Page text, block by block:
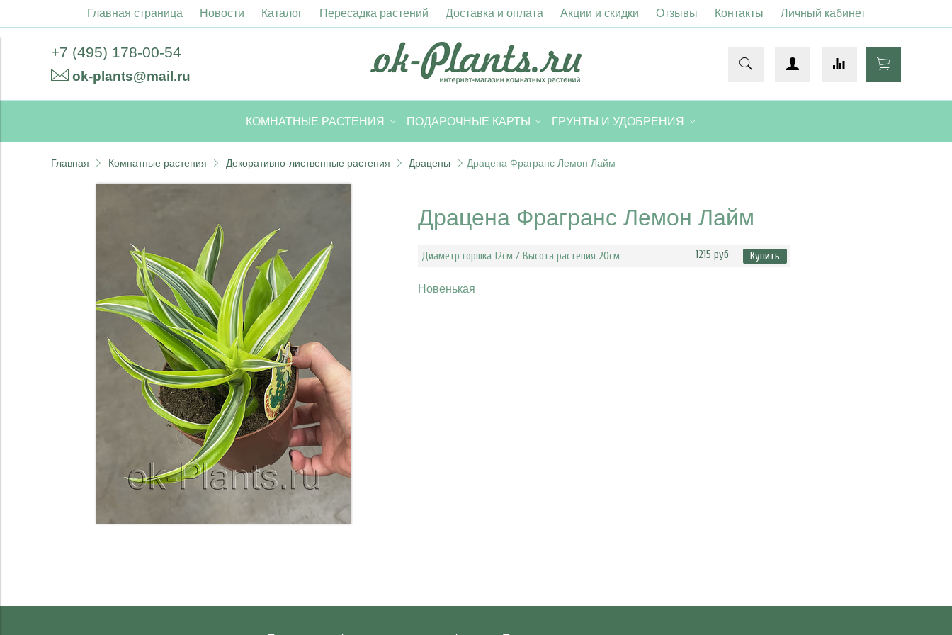
Главная страница Новости Каталог Пересадка растений Доставка и оплата Акции и скидки Отзывы Контакты Личный кабинет
+7 (495) 178-00-54
ok-plants@mail.ru
КОМНАТНЫЕ РАСТЕНИЯ ПОДАРОЧНЫЕ КАРТЫ ГРУНТЫ И УДОБРЕНИЯ
Главная Комнатные растения Декоративно-лиственные растения Драцены Драцена Фрагранс Лемон Лайм
Драцена Фрагранс Лемон Лайм
Диаметр горшка 12см / Высота растения 20см 1215 руб Купить
Новенькая